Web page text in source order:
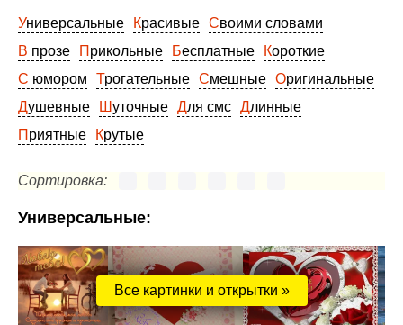
Универсальные Красивые
Своими словами
В прозе
Прикольные Бесплатные
Короткие
С юмором
Трогательные Смешные
Оригинальные
Душевные
Шуточные Для смс
Длинные
Приятные
Крутые
Сортировка:
Универсальные:
Все картинки и открытки »